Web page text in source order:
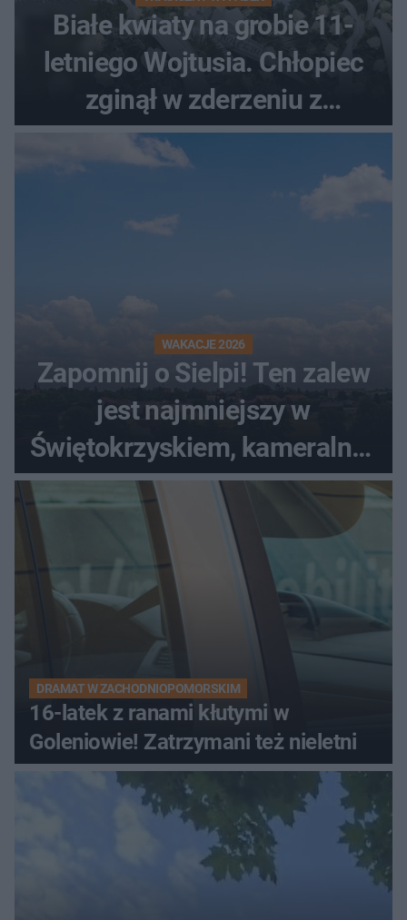
Białe kwiaty na grobie 11-
letniego Wojtusia. Chłopiec
zginął w zderzeniu z
kombajnem
WAKACJE 2026
Zapomnij o Sielpi! Ten zalew
jest najmniejszy w
Świętokrzyskiem, kameralny i
bez tłumów
DRAMAT W ZACHODNIOPOMORSKIM
16-latek z ranami kłutymi w
Goleniowie! Zatrzymani też nieletni